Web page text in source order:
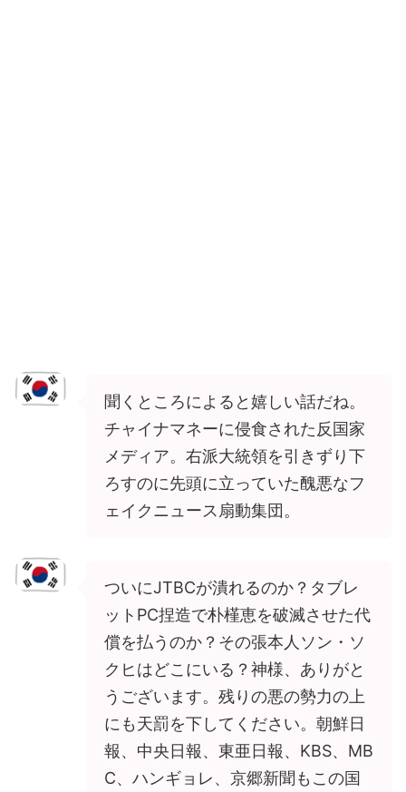
聞くところによると嬉しい話だね。
チャイナマネーに侵食された反国家
メディア。右派大統領を引きずり下
ろすのに先頭に立っていた醜悪なフ
ェイクニュース扇動集団。
ついにJTBCが潰れるのか？タブレ
ットPC捏造で朴槿恵を破滅させた代
償を払うのか？その張本人ソン・ソ
クヒはどこにいる？神様、ありがと
うございます。残りの悪の勢力の上
にも天罰を下してください。朝鮮日
報、中央日報、東亜日報、KBS、MB
C、ハンギョレ、京郷新聞もこの国